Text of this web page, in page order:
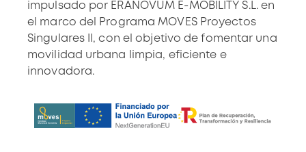
impulsado por ERANOVUM E-MOBILITY S.L. en
el marco del Programa MOVES Proyectos
Singulares II, con el objetivo de fomentar una
movilidad urbana limpia, eficiente e
innovadora.